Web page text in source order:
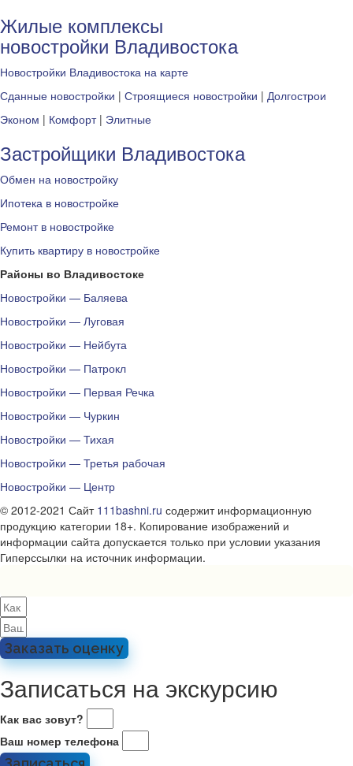
Жилые комплексы
новостройки Владивостока
Новостройки Владивостока на карте
Сданные новостройки | Строящиеся новостройки | Долгострои
Эконом | Комфорт| Элитные
Застройщики Владивостока
Обмен на новостройку
Ипотека в новостройке
Ремонт в новостройке
Купить квартиру в новостройке
Районы во Владивостоке
Новостройки — Баляева
Новостройки — Луговая
Новостройки — Нейбута
Новостройки — Патрокл
Новостройки — Первая Речка
Новостройки — Чуркин
Новостройки — Тихая
Новостройки — Третья рабочая
Новостройки — Центр
© 2012-2021 Сайт 111bashni.ru содержит информационную
продукцию категории 18+. Копирование изображений и
информации сайта допускается только при условии указания
Гиперссылки на источник информации.
Заказать оценку
Записаться на экскурсию
Как вас зовут?
Ваш номер телефона